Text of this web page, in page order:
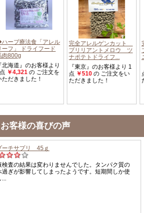
お客様の喜びの声